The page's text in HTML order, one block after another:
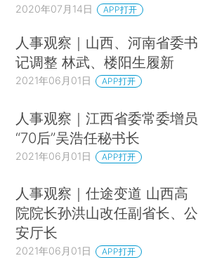
2020年07月14日 APP打开
人事观察｜山西、河南省委书
记调整 林武、楼阳生履新
2021年06月01日 APP打开
人事观察｜江西省委常委增员
“70后”吴浩任秘书长
2021年06月01日 APP打开
人事观察｜仕途变道 山西高
院院长孙洪山改任副省长、公
安厅长
2021年06月01日 APP打开